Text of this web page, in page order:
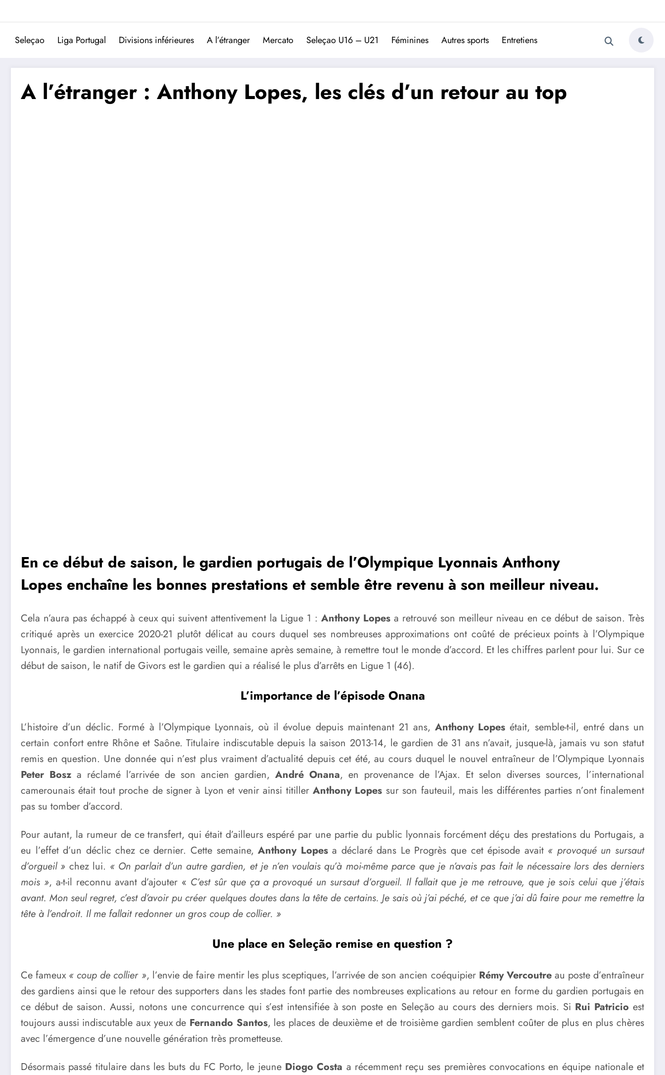
Trivela
L'actualité du football portugais
Seleçao Liga Portugal Divisions inférieures A l’étranger Mercato Seleçao U16 – U21 Féminines Autres sports Entretiens
A l’étranger : Anthony Lopes, les clés d’un retour au top
En ce début de saison, le gardien portugais de l’Olympique Lyonnais Anthony
Lopes enchaîne les bonnes prestations et semble être revenu à son meilleur niveau.
Cela n’aura pas échappé à ceux qui suivent attentivement la Ligue 1 : Anthony Lopes a retrouvé son meilleur niveau en ce début de saison. Très
critiqué après un exercice 2020-21 plutôt délicat au cours duquel ses nombreuses approximations ont coûté de précieux points à l’Olympique
Lyonnais, le gardien international portugais veille, semaine après semaine, à remettre tout le monde d’accord. Et les chiffres parlent pour lui. Sur ce
début de saison, le natif de Givors est le gardien qui a réalisé le plus d’arrêts en Ligue 1 (46).
L’importance de l’épisode Onana
L’histoire d’un déclic. Formé à l’Olympique Lyonnais, où il évolue depuis maintenant 21 ans,Anthony Lopes était, semble-t-il, entré dans un
certain confort entre Rhône et Saône. Titulaire indiscutable depuis la saison 2013-14, le gardien de 31 ans n’avait, jusque-là, jamais vu son statut
remis en question. Une donnée qui n’est plus vraiment d’actualité depuis cet été, au cours duquel le nouvel entraîneur de l’Olympique Lyonnais
Peter Bosz a réclamé l’arrivée de son ancien gardien, André Onana, en provenance de l’Ajax. Et selon diverses sources, l’international
camerounais était tout proche de signer à Lyon et venir ainsi titiller Anthony Lopes sur son fauteuil, mais les différentes parties n’ont finalement
pas su tomber d’accord.
Pour autant, la rumeur de ce transfert, qui était d’ailleurs espéré par une partie du public lyonnais forcément déçu des prestations du Portugais, a
eu l’effet d’un déclic chez ce dernier. Cette semaine,Anthony Lopesa déclaré dans Le Progrès que cet épisode avait « provoqué un sursaut
d’orgueil » chez lui. « On parlait d’un autre gardien, et je n’en voulais qu’à moi-même parce que je n’avais pas fait le nécessaire lors des derniers
mois », a-t-il reconnu avant d’ajouter « C’est sûr que ça a provoqué un sursaut d’orgueil. Il fallait que je me retrouve, que je sois celui que j’étais
avant. Mon seul regret, c’est d’avoir pu créer quelques doutes dans la tête de certains. Je sais où j’ai péché, et ce que j’ai dû faire pour me remettre la
tête à l’endroit. Il me fallait redonner un gros coup de collier. »
Une place en Seleção remise en question ?
Ce fameux « coup de collier », l’envie de faire mentir les plus sceptiques, l’arrivée de son ancien coéquipier Rémy Vercoutreau poste d’entraîneur
des gardiens ainsi que le retour des supporters dans les stades font partie des nombreuses explications au retour en forme du gardien portugais en
ce début de saison. Aussi, notons une concurrence qui s’est intensifiée à son poste en Seleção au cours des derniers mois. Si Rui Patricio est
toujours aussi indiscutable aux yeux de Fernando Santos, les places de deuxième et de troisième gardien semblent coûter de plus en plus chères
avec l’émergence d’une nouvelle génération très prometteuse.
Désormais passé titulaire dans les buts du FC Porto, le jeune Diogo Costa a récemment reçu ses premières convocations en équipe nationale et